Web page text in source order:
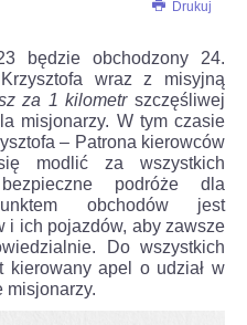
Drukuj
będzie obchodzony 24.
wraz z misyjną
za 1 kilometr szczęśliwej
misjonarzy. W tym czasie
– Patrona kierowców
modlić za wszystkich
podróże dla
obchodów jest
i ich pojazdów, aby zawsze
Do wszystkich
kierowany apel o udział w